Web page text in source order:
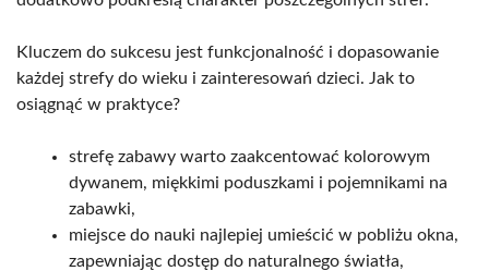
Kluczem do sukcesu jest funkcjonalność i dopasowanie
każdej strefy do wieku i zainteresowań dzieci. Jak to
osiągnąć w praktyce?
strefę zabawy warto zaakcentować kolorowym
dywanem, miękkimi poduszkami i pojemnikami na
zabawki,
miejsce do nauki najlepiej umieścić w pobliżu okna,
zapewniając dostęp do naturalnego światła,